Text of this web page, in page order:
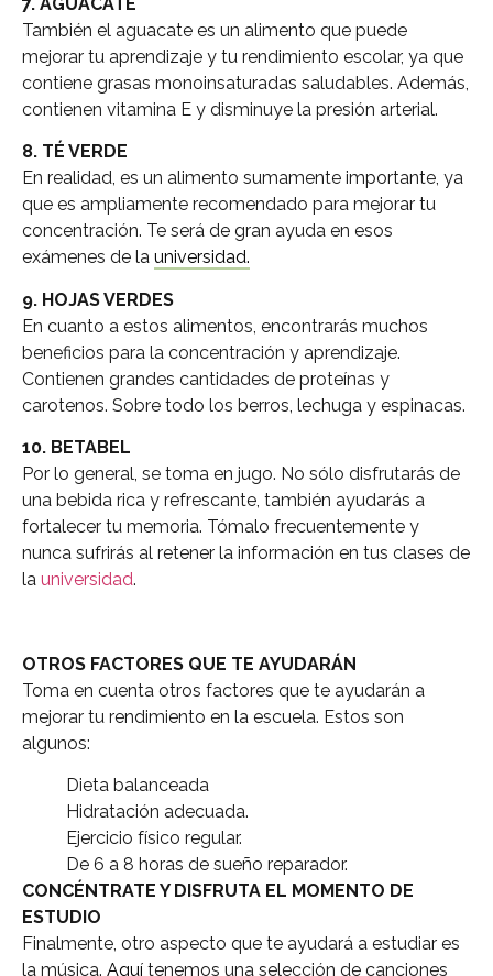
También el aguacate es un alimento que puede
mejorar tu aprendizaje y tu rendimiento escolar, ya que
contiene grasas monoinsaturadas saludables. Además,
contienen vitamina E y disminuye la presión arterial.
8. TÉ VERDE
En realidad, es un alimento sumamente importante, ya
que es ampliamente recomendado para mejorar tu
concentración. Te será de gran ayuda en esos
exámenes de la universidad.
9. HOJAS VERDES
En cuanto a estos alimentos, encontrarás muchos
beneficios para la concentración y aprendizaje.
Contienen grandes cantidades de proteínas y
carotenos. Sobre todo los berros, lechuga y espinacas.
10. BETABEL
Por lo general, se toma en jugo. No sólo disfrutarás de
una bebida rica y refrescante, también ayudarás a
fortalecer tu memoria. Tómalo frecuentemente y
nunca sufrirás al retener la información en tus clases de
la universidad.
OTROS FACTORES QUE TE AYUDARÁN
Toma en cuenta otros factores que te ayudarán a
mejorar tu rendimiento en la escuela. Estos son
algunos:
Dieta balanceada
Hidratación adecuada.
Ejercicio físico regular.
De 6 a 8 horas de sueño reparador.
CONCÉNTRATE Y DISFRUTA EL MOMENTO DE
ESTUDIO
Finalmente, otro aspecto que te ayudará a estudiar es
la música. Aquí tenemos una selección de canciones